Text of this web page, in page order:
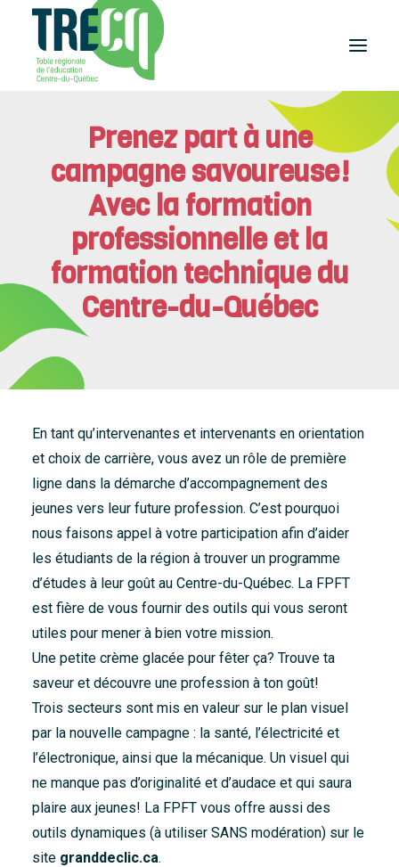
Lecture
Événements
Équilibre
études-travail
Étudier
au Centre-du-Québec
Outils
et publications
À propos
Nouvelles
Nous joindre
Prenez part à une
campagne savoureuse!
Avec la formation
professionnelle et la
formation technique du
Centre-du-Québec
En tant qu’intervenantes et intervenants en orientation
et choix de carrière, vous avez un rôle de première
ligne dans la démarche d’accompagnement des
jeunes vers leur future profession. C’est pourquoi
nous faisons appel à votre participation afin d’aider
les étudiants de la région à trouver un programme
d’études à leur goût au Centre-du-Québec. La FPFT
est fière de vous fournir des outils qui vous seront
utiles pour mener à bien votre mission.
Une petite crème glacée pour fêter ça? Trouve ta
saveur et découvre une profession à ton goût!
Trois secteurs sont mis en valeur sur le plan visuel
par la nouvelle campagne : la santé, l’électricité et
l’électronique, ainsi que la mécanique. Un visuel qui
ne manque pas d’originalité et d’audace et qui saura
plaire aux jeunes! La FPFT vous offre aussi des
outils dynamiques (à utiliser SANS modération) sur le
site granddeclic.ca.